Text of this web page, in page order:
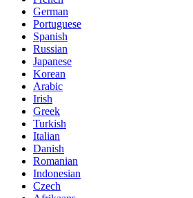
German
Portuguese
Spanish
Russian
Japanese
Korean
Arabic
Irish
Greek
Turkish
Italian
Danish
Romanian
Indonesian
Czech